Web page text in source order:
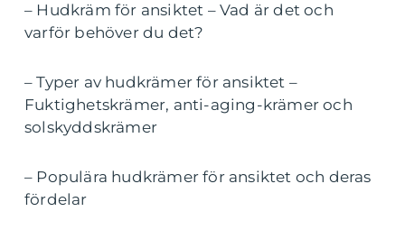
– Hudkräm för ansiktet – Vad är det och
varför behöver du det?
– Typer av hudkrämer för ansiktet –
Fuktighetskrämer, anti-aging-krämer och
solskyddskrämer
– Populära hudkrämer för ansiktet och deras
fördelar